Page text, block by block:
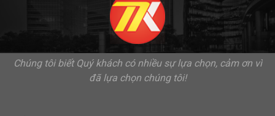
Chúng tôi biết Quý khách có nhiều sự lựa chọn, cảm ơn vì
đã lựa chọn chúng tôi!